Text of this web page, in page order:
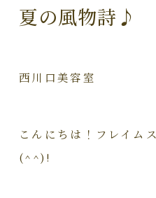
夏の風物詩♪
西川口美容室
こんにちは！フレイム
(^^)!